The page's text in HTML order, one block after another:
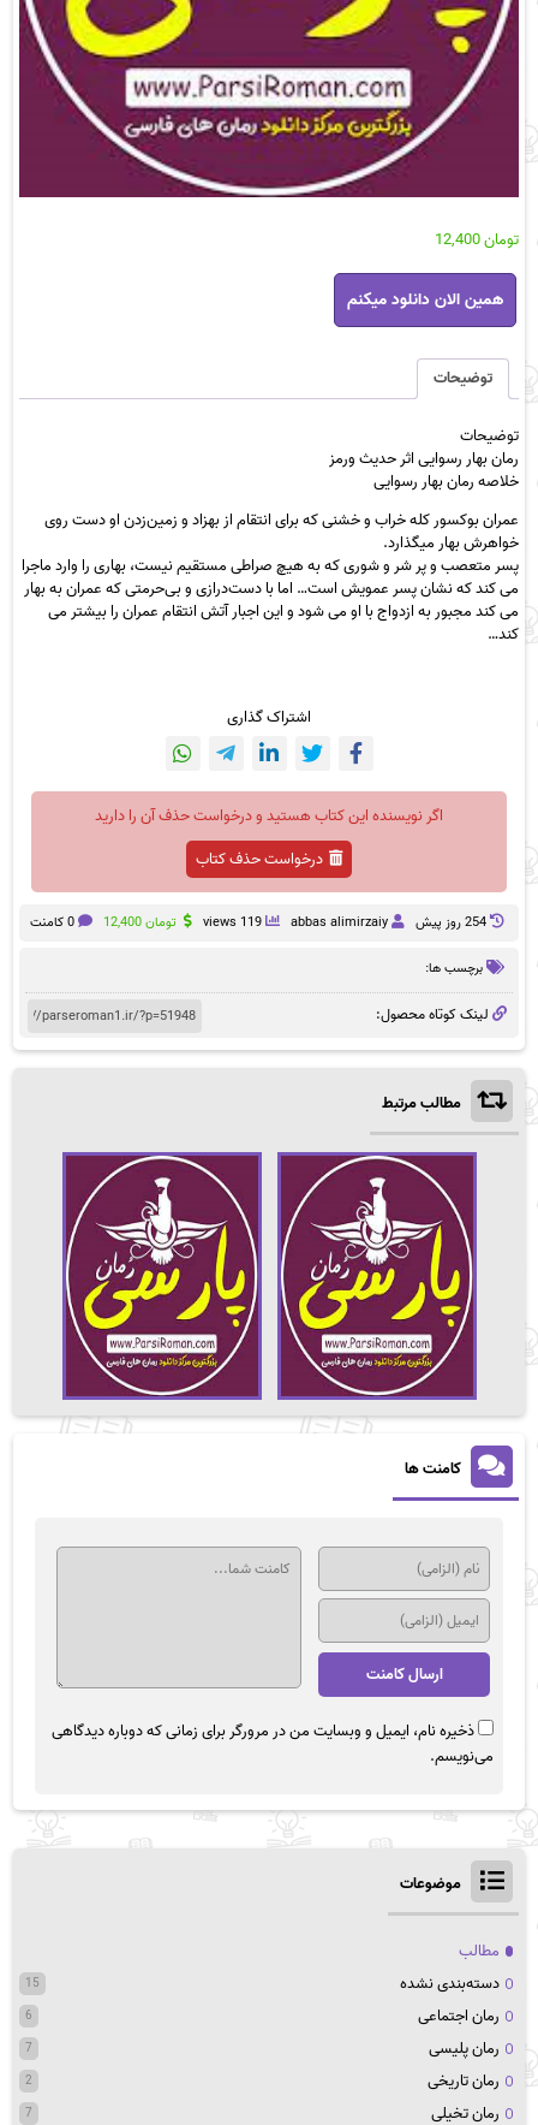
تومان12,400
رمان
بهار
رسوایی
حدیث
ورمز
همین الان دانلود میکنم
توضیحات
توضیحات
رمان بهار رسوایی اثر حدیث ورمز
خلاصه رمان بهار رسوایی
عمران بوکسور کله خراب و خشنی که برای انتقام از بهزاد و زمین‌زدن او دست روی
خواهرش بهار میگذارد.
پسر متعصب و پر شر و شوری که به هیچ صراطی مستقیم نیست، بهاری را وارد ماجرا
می کند که نشان پسر عمویش است… اما با دست‌درازی و بی‌حرمتی که عمران به بهار
می کند مجبور به ازدواج با او می شود و این اجبار آتش انتقام عمران را بیشتر می
کند…
اشتراک گذاری
اگر نویسنده این کتاب هستید و درخواست حذف آن را دارید
درخواست حذف کتاب
254 روز پيش abbas alimirzaiy
119 views تومان12,400 0 کامنت
برچسب ها:
لینک کوتاه محصول:
مطالب مرتبط
کامنت ها
ذخیره نام، ایمیل و وبسایت من در مرورگر برای زمانی که دوباره دیدگاهی
می‌نویسم.
موضوعات
مطالب
دسته‌بندی نشده
15
رمان اجتماعی 6
رمان پلیسی 7
رمان تاریخی 2
رمان تخیلی 7